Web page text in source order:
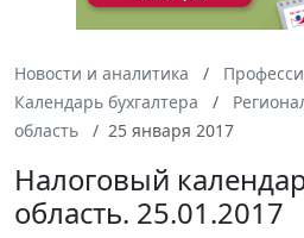
Новости и аналитика
Календарь бухгалтера
область
25 января 2017
Налоговый
область. 25.01.2017